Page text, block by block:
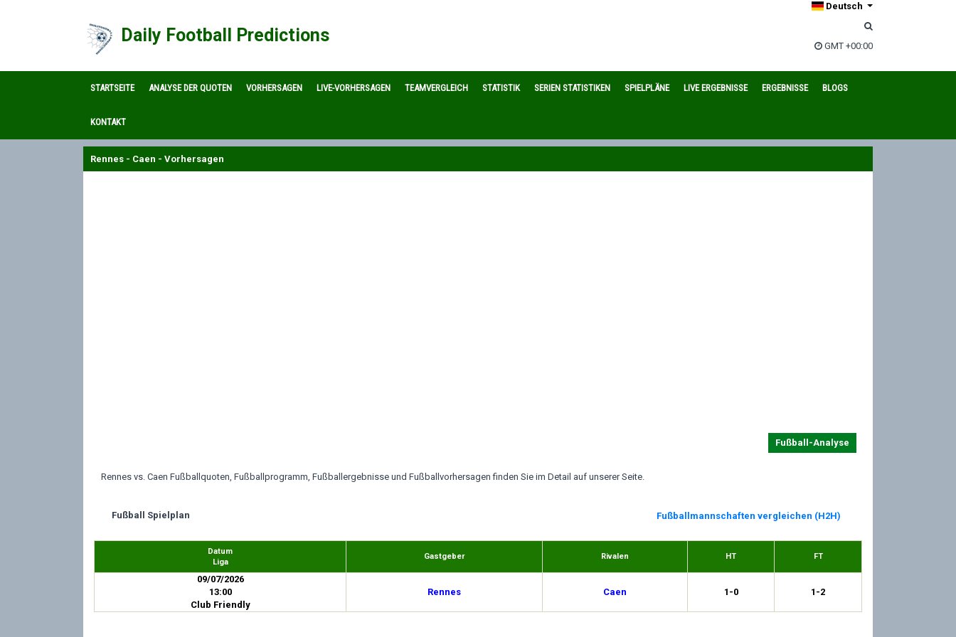
Daily Football Predictions
Deutsch
GMT +00:00
STARTSEITE ANALYSE DER QUOTEN VORHERSAGEN LIVE-VORHERSAGEN TEAMVERGLEICH STATISTIK SERIEN STATISTIKEN SPIELPLÄNE LIVE ERGEBNISSE ERGEBNISSE BLOGS
KONTAKT
Rennes - Caen - Vorhersagen
Fußball-Analyse
Rennes vs. Caen Fußballquoten, Fußballprogramm, Fußballergebnisse und Fußballvorhersagen finden Sie im Detail auf unserer Seite.
Fußball Spielplan Fußballmannschaften vergleichen (H2H)
Datum
Liga
Gastgeber Rivalen HT FT
09/07/2026
13:00
Club Friendly
Rennes Caen 1-0 1-2